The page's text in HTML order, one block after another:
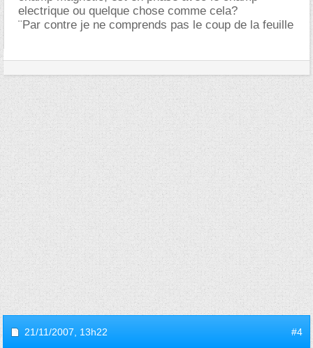
electrique ou quelque chose comme cela?
¨Par contre je ne comprends pas le coup de la feuille
21/11/2007, 13h22 #4